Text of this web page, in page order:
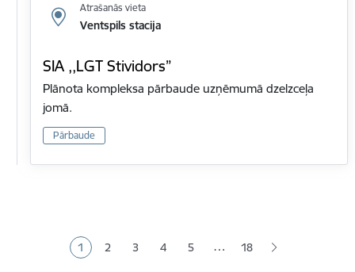
Atrašanās vieta
Ventspils stacija
SIA ,,LGT Stividors”
Plānota kompleksa pārbaude uzņēmumā dzelzceļa
jomā.
Pārbaude
Pašreizējā lapa
1 Lapa
2 Lapa
3 Lapa
4 Lapa
5 … 18